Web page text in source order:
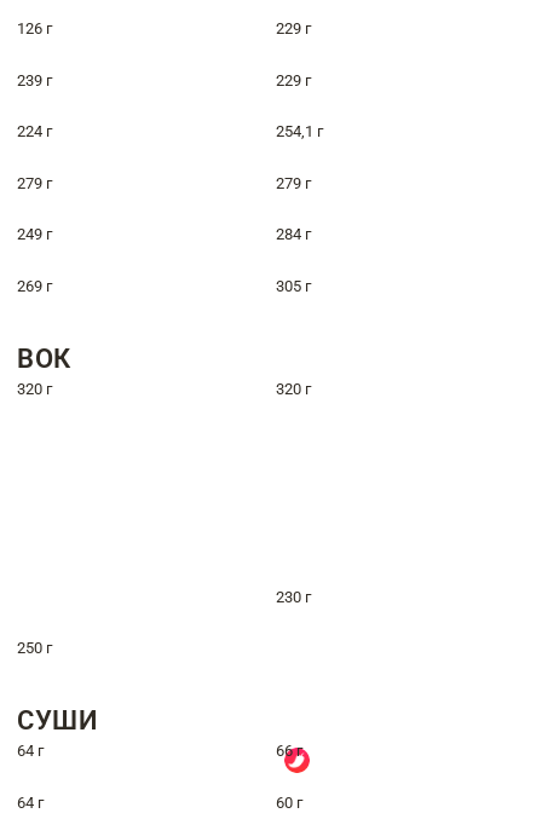
126 г 229 г
239 г 229 г
224 г 254,1 г
279 г 279 г
249 г 284 г
269 г 305 г
ВОК
320 г 320 г
230 г
250 г
СУШИ
64 г 66 г
64 г 60 г